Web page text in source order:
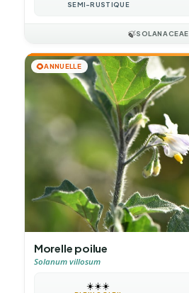
SEMI-RUSTIQUE
🍃SOLANACEAE
🌻ANNUELLE
Morelle poilue
Solanum villosum
☀️☀️☀️